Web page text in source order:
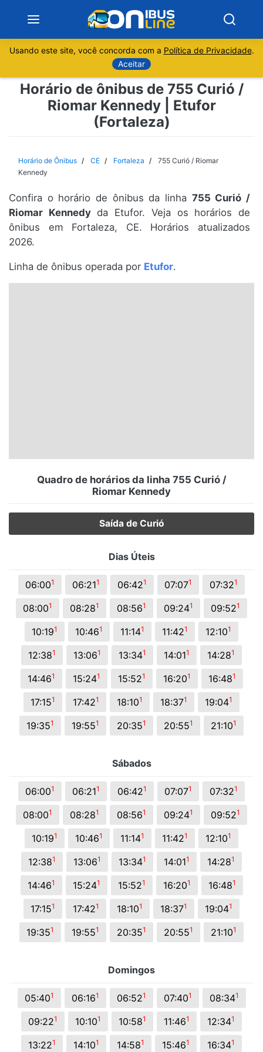
Sobre
Minas Gerais
Espírito Santo
Paraná
Santa Catarina
Usando este site, você concorda com a Política de Privacidade.
Aceitar
Horário de ônibus de 755 Curió /
Riomar Kennedy | Etufor
(Fortaleza)
Horário de Ônibus CE Fortaleza
755 Curió / Riomar
Kennedy
Confira o horário de ônibus da linha 755 Curió /
Riomar Kennedyda Etufor. Veja os horários de
ônibus em Fortaleza, CE. Horários atualizados
2026.
Linha de ônibus operada por Etufor.
Quadro de horários da linha 755 Curió /
Riomar Kennedy
Saída de Curió
Dias Úteis
06:001 06:211 06:421 07:071 07:321
08:001 08:281 08:561 09:241 09:521
10:191 10:461 11:141 11:421 12:101
12:381 13:061 13:341 14:011 14:281
14:461 15:241 15:521 16:201 16:481
17:151 17:421 18:101 18:371 19:041
19:351 19:551 20:351 20:551 21:101
Sábados
06:001 06:211 06:421 07:071 07:321
08:001 08:281 08:561 09:241 09:521
10:191 10:461 11:141 11:421 12:101
12:381 13:061 13:341 14:011 14:281
14:461 15:241 15:521 16:201 16:481
17:151 17:421 18:101 18:371 19:041
19:351 19:551 20:351 20:551 21:101
Domingos
05:401 06:161 06:521 07:401 08:341
09:221 10:101 10:581 11:461 12:341
13:221 14:101 14:581 15:461 16:341